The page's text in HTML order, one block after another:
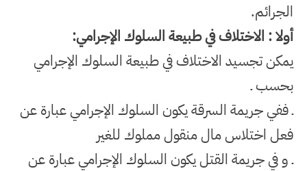
الجرائم.
أولا : الاختلاف في طبيعة السلوك الإجرامي:
يمكن تجسيد الاختلاف في طبيعة السلوك الإجرامي
بحسب ـ
ـ ففي جريمة السرقة يكون السلوك الإجرامي عبارة عن
فعل اختلاس مال منقول مملوك للغير
ـ و في جريمة القتل يكون السلوك الإجرامي عبارة عن